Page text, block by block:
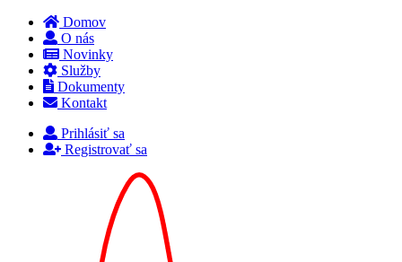
Domov
O nás
Novinky
Služby
Dokumenty
Kontakt
Prihlásiť sa
Registrovať sa